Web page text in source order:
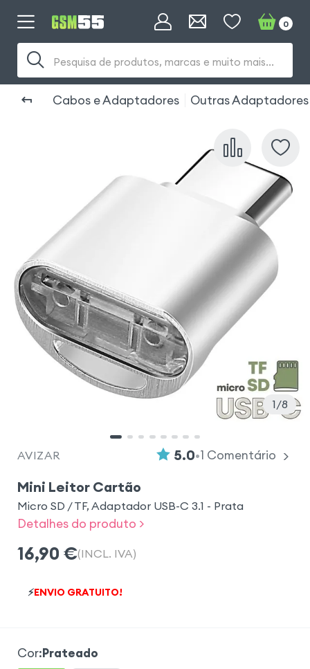
Pesquisa de produtos, marcas e muito mais...
0
Cabos e Adaptadores Outras Adaptadores
1 8
AVIZAR 5.0•1 Comentário
Mini Leitor Cartão
Micro SD / TF, Adaptador USB-C 3.1 - Prata
Detalhes do produto >
16,90 €(INCL. IVA)
⚡ENVIO GRATUITO!
Cor:Prateado